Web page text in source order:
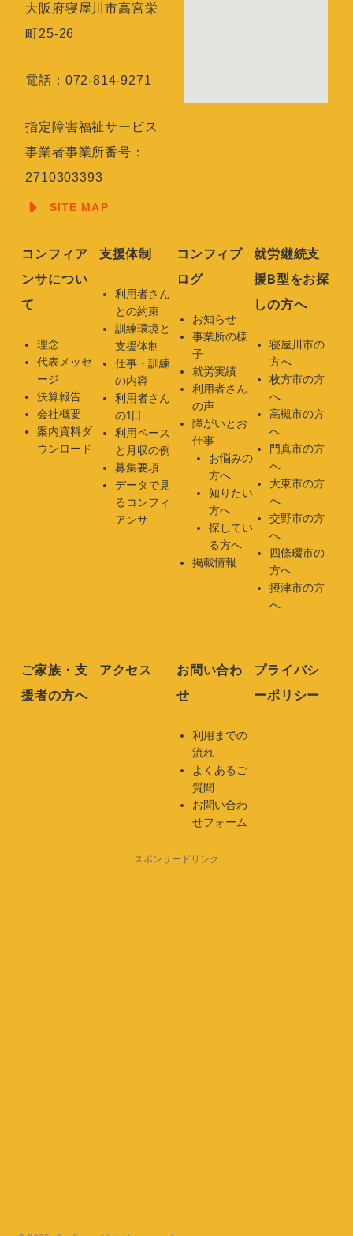
大阪府寝屋川市高宮栄
町25-26
電話：072-814-9271
指定障害福祉サービス
事業者事業所番号：
2710303393
SITE MAP
コンフィア
ンサについ
て
理念
代表メッセ
ージ
決算報告
会社概要
案内資料ダ
ウンロード
支援体制
利用者さん
との約束
訓練環境と
支援体制
仕事・訓練
の内容
利用者さん
の1日
利用ペース
と月収の例
募集要項
データで見
るコンフィ
アンサ
コンフィブ
ログ
お知らせ
事業所の様
子
就労実績
利用者さん
の声
障がいとお
仕事
お悩みの
方へ
知りたい
方へ
探してい
る方へ
掲載情報
就労継続支
援B型をお探
しの方へ
寝屋川市の
方へ
枚方市の方
へ
高槻市の方
へ
門真市の方
へ
大東市の方
へ
交野市の方
へ
四條畷市の
方へ
摂津市の方
へ
ご家族・支
援者の方へ
アクセス
お問い合わ
せ
利用までの
流れ
よくあるご
質問
お問い合わ
せフォーム
プライバシ
ーポリシー
スポンサードリンク